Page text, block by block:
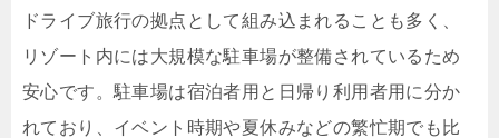
ドライブ旅行の拠点として組み込まれることも多く、
リゾート内には大規模な駐車場が整備されているため
安心です。駐車場は宿泊者用と日帰り利用者用に分か
れており、イベント時期や夏休みなどの繁忙期でも比